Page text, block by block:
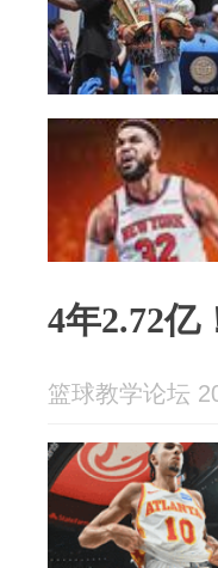
4年2.72亿
篮球教学论坛